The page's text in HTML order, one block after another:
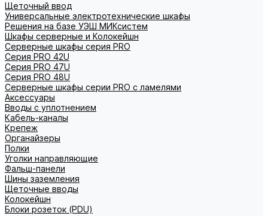
Щеточный ввод
Универсальные электротехнические шкафы
Решения на базе УЭШ МИКсистем
Шкафы серверные и Колокейшн
Серверные шкафы серия PRO
Серия PRO 42U
Серия PRO 47U
Серия PRO 48U
Серверные шкафы серии PRO с ламелями
Аксессуары
Вводы с уплотнением
Кабель-каналы
Крепеж
Органайзеры
Полки
Уголки направляющие
Фальш-панели
Шины заземления
Щеточные вводы
Колокейшн
Блоки розеток (PDU)